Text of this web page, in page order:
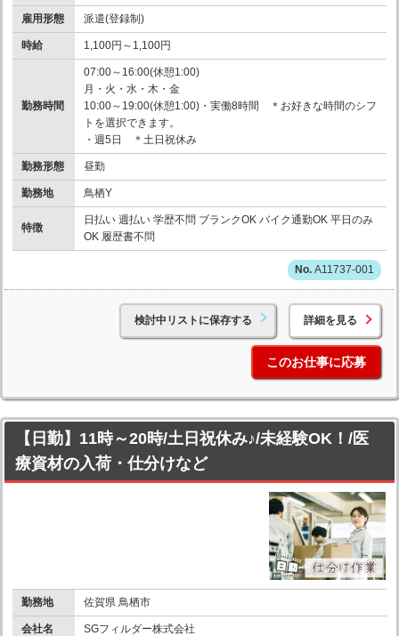
雇用形態 派遣(登録制)
時給 1,100円～1,100円
勤務時間
07:00～16:00(休憩1:00)
月・火・水・木・金
10:00～19:00(休憩1:00)・実働8時間 ＊お好きな時間のシフ
トを選択できます。
・週5日 ＊土日祝休み
勤務形態 昼勤
勤務地 鳥栖Y
特徴
日払い 週払い 学歴不問 ブランクOK バイク通勤OK 平日のみ
OK 履歴書不問
A11737-001
検討中リストに保存する 詳細を見る
このお仕事に応募
【日勤】11時～20時/土日祝休み♪/未経験OK！/医
療資材の入荷・仕分けなど
勤務地 佐賀県 鳥栖市
会社名 SGフィルダー株式会社